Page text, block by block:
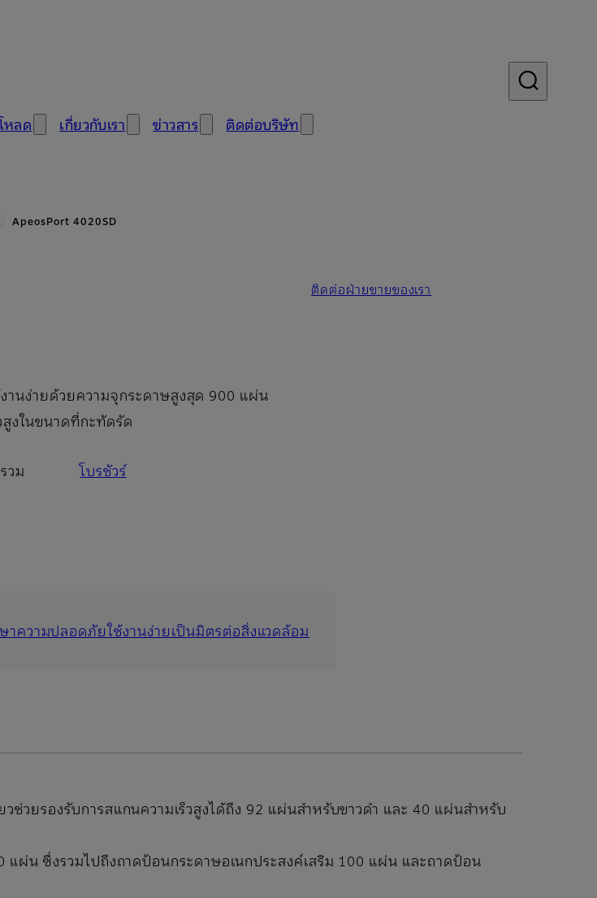
หลด เกี่ยวกับเรา ข่าวสาร ติดต่อบริษัท
ApeosPort 4020SD
นง่ายด้วยความจุกระดาษสูงสุด 900 แผ่น
งในขนาดที่กะทัดรัด
ติดต่อฝ่ายขายของเรา
วม โบรชัวร์
าความปลอดภัยใช้งานง่ายเป็นมิตรต่อสิ่งแวดล้อม
วยรองรับการสแกนความเร็วสูงได้ถึง 92 แผ่นสำหรับขาวดำ และ 40 แผ่นสำหรับ
น ซึ่งรวมไปถึงถาดป้อนกระดาษอเนกประสงค์เสริม 100 แผ่น และถาดป้อน